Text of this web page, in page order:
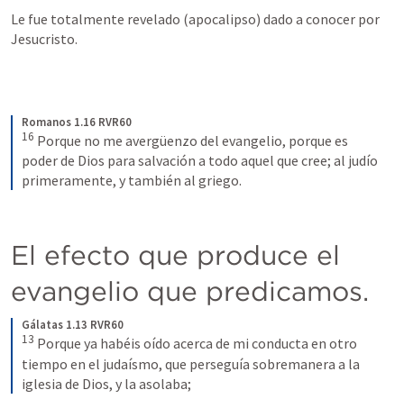
Le fue totalmente revelado (apocalipso) dado a conocer por
Jesucristo.
Romanos 1.16 RVR60
16 Porque no me avergüenzo del evangelio, porque es
poder de Dios para salvación a todo aquel que cree; al judío
primeramente, y también al griego.
El efecto que produce el
evangelio que predicamos.
Gálatas 1.13 RVR60
13 Porque ya habéis oído acerca de mi conducta en otro
tiempo en el judaísmo, que perseguía sobremanera a la
iglesia de Dios, y la asolaba;